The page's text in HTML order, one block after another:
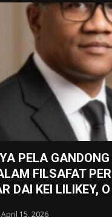
PELA
FILSAFAT
DAI KEI LILIKEY,
April 15, 2026